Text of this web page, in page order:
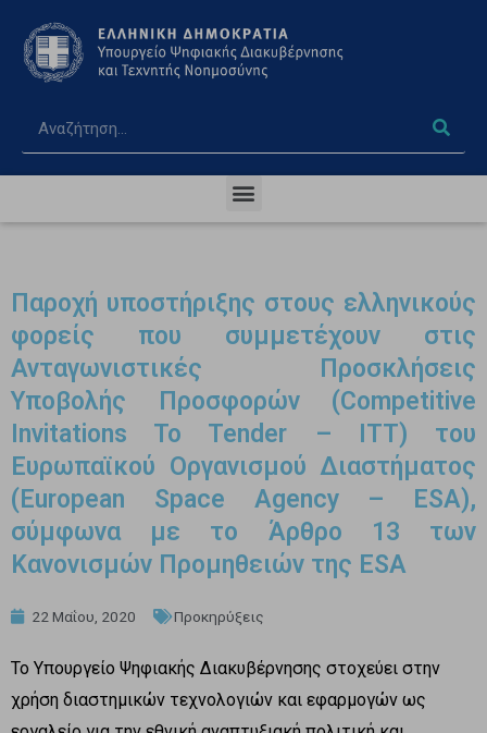
Παροχή υποστήριξης στους ελληνικούς
φορείς που συμμετέχουν στις
Ανταγωνιστικές Προσκλήσεις
Υποβολής Προσφορών (Competitive
Invitations To Tender – ITT) του
Ευρωπαϊκού Οργανισμού Διαστήματος
(European Space Agency – ESA),
σύμφωνα με το Άρθρο 13 των
Κανονισμών Προμηθειών της ESA
22 Μαΐου, 2020 Προκηρύξεις
Το Υπουργείο Ψηφιακής Διακυβέρνησης στοχεύει στην
χρήση διαστημικών τεχνολογιών και εφαρμογών ως